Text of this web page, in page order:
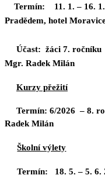
Termín: 11. 1. –
Pradědem, hotel
Účast: žáci
Mgr. Radek Milán
Kurzy přežití
Termín: 6/2026 –
Radek Milán
Školní výlety
Termín: 18. 5. – 5.